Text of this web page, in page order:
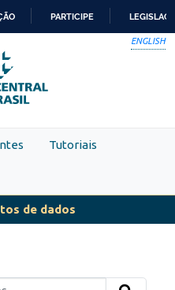
PARTICIPE
ENGLISH
Tutoriais
de dados